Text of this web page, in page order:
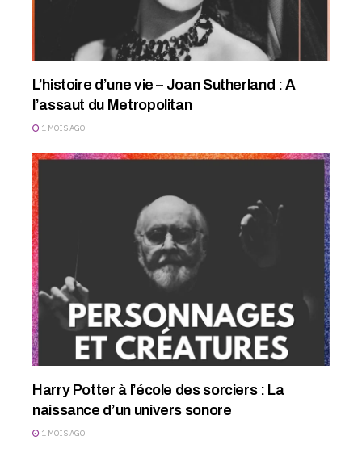
L’histoire d’une vie – Joan Sutherland : A
l’assaut du Metropolitan
1 MOIS AGO
Harry Potter à l’école des sorciers : La
naissance d’un univers sonore
1 MOIS AGO